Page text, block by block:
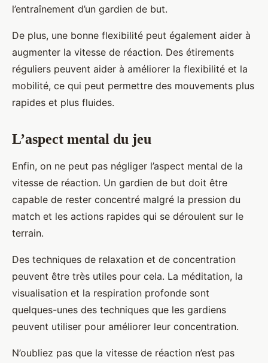
l’entraînement d’un gardien de but.
De plus, une bonne flexibilité peut également aider à
augmenter la vitesse de réaction. Des étirements
réguliers peuvent aider à améliorer la flexibilité et la
mobilité, ce qui peut permettre des mouvements plus
rapides et plus fluides.
L’aspect mental du jeu
Enfin, on ne peut pas négliger l’aspect mental de la
vitesse de réaction. Un gardien de but doit être
capable de rester concentré malgré la pression du
match et les actions rapides qui se déroulent sur le
terrain.
Des techniques de relaxation et de concentration
peuvent être très utiles pour cela. La méditation, la
visualisation et la respiration profonde sont
quelques-unes des techniques que les gardiens
peuvent utiliser pour améliorer leur concentration.
N’oubliez pas que la vitesse de réaction n’est pas